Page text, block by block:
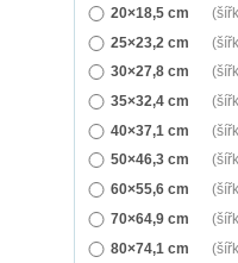
20×18,5 cm
25×23,2 cm
30×27,8 cm
35×32,4 cm
40×37,1 cm
50×46,3 cm
60×55,6 cm
70×64,9 cm
80×74,1 cm